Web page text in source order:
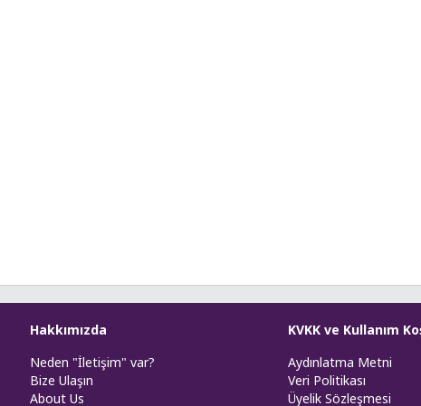
Hakkımızda
Neden "İletişim" var?
Bize Ulaşın
About Us
KVKK ve Kullanım
Aydınlatma Metni
Veri Politikası
Üyelik Sözleşmesi